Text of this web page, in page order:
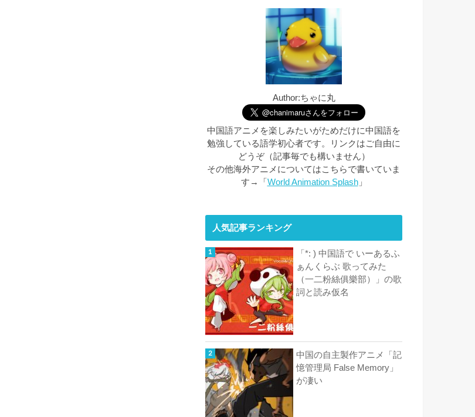
Author:ちゃに丸
中国語アニメを楽しみたいがためだけに中国語を
勉強している語学初心者です。リンクはご自由に
どうぞ（記事毎でも構いません）
その他海外アニメについてはこちらで書いていま
す→「 World Animation Splash」
人気記事ランキング
「*: ) 中国語で いーあるふ
ぁんくらぶ 歌ってみた
（一二粉絲俱樂部）」の歌
詞と読み仮名
中国の自主製作アニメ「記
憶管理局 False Memory」
が凄い